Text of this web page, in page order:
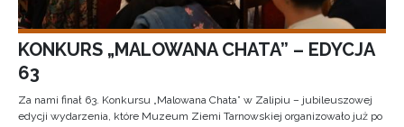
KONKURS „MALOWANA CHATA” – EDYCJA
63
Za nami finał 63. Konkursu „Malowana Chata” w Zalipiu – jubileuszowej
edycji wydarzenia, które Muzeum Ziemi Tarnowskiej organizowało już po